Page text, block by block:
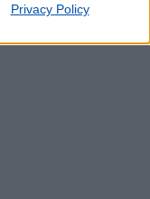
Privacy Policy